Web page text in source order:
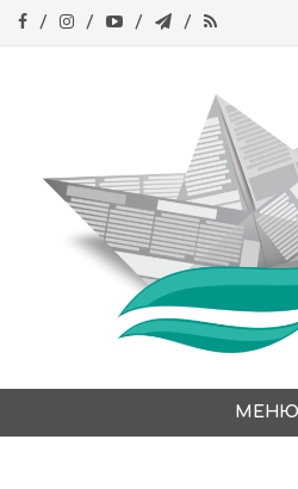
МЕНЮ